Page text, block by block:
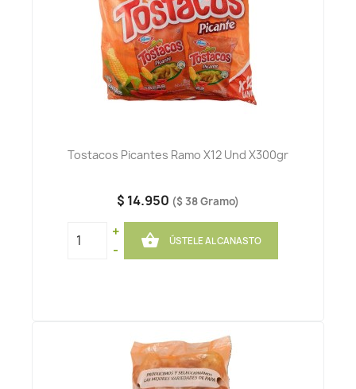
Tostacos Picantes Ramo X12 Und X300gr
$ 14.950 ($ 38 Gramo)
+
-
 ÚSTELE AL CANASTO